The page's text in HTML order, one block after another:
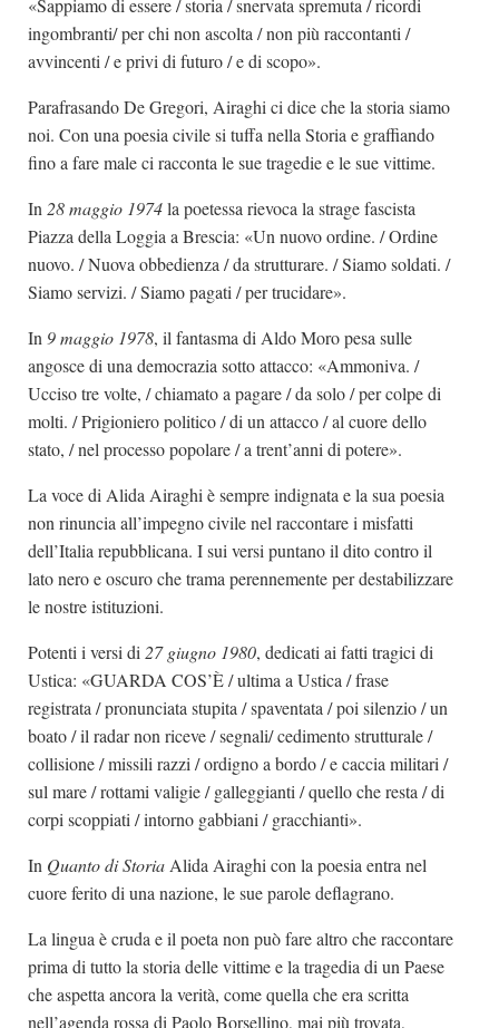
ingombranti/ per chi non ascolta / non più raccontanti /
avvincenti / e privi di futuro / e di scopo».
Parafrasando De Gregori, Airaghi ci dice che la storia siamo
noi. Con una poesia civile si tuffa nella Storia e graffiando
fino a fare male ci racconta le sue tragedie e le sue vittime.
In 28 maggio 1974la poetessa rievoca la strage fascista
Piazza della Loggia a Brescia: «Un nuovo ordine. / Ordine
nuovo. / Nuova obbedienza / da strutturare. / Siamo soldati. /
Siamo servizi. / Siamo pagati / per trucidare».
In 9 maggio 1978, il fantasma di Aldo Moro pesa sulle
angosce di una democrazia sotto attacco: «Ammoniva. /
Ucciso tre volte, / chiamato a pagare / da solo / per colpe di
molti. / Prigioniero politico / di un attacco / al cuore dello
stato, / nel processo popolare / a trent’anni di potere».
La voce di Alida Airaghi è sempre indignata e la sua poesia
non rinuncia all’impegno civile nel raccontare i misfatti
dell’Italia repubblicana. I sui versi puntano il dito contro il
lato nero e oscuro che trama perennemente per destabilizzare
le nostre istituzioni.
Potenti i versi di 27 giugno 1980, dedicati ai fatti tragici di
Ustica: «GUARDA COS’È / ultima a Ustica / frase
registrata / pronunciata stupita / spaventata / poi silenzio / un
boato / il radar non riceve / segnali/ cedimento strutturale /
collisione / missili razzi / ordigno a bordo / e caccia militari /
sul mare / rottami valigie / galleggianti / quello che resta / di
corpi scoppiati / intorno gabbiani / gracchianti».
In Quanto di Storia Alida Airaghi con la poesia entra nel
cuore ferito di una nazione, le sue parole deflagrano.
La lingua è cruda e il poeta non può fare altro che raccontare
prima di tutto la storia delle vittime e la tragedia di un Paese
che aspetta ancora la verità, come quella che era scritta
nell’agenda rossa di Paolo Borsellino, mai più trovata,